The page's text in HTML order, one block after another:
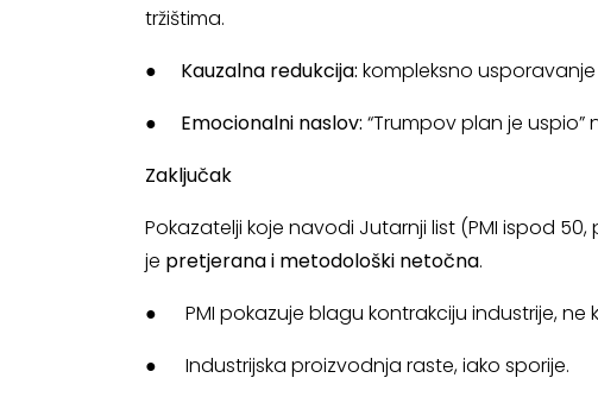
tržištima.
● Kauzalna redukcija: kompleksno
● Emocionalni naslov: “Trumpov plan je
Zaključak
Pokazatelji koje navodi Jutarnji list (PMI ispod
je pretjerana i metodološki netočna.
● PMI pokazuje blagu kontrakciju industrije, ne
● Industrijska proizvodnja raste, iako sporije.